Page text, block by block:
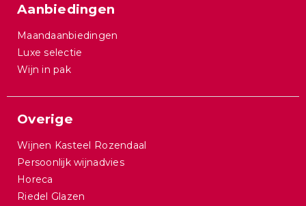
Aanbiedingen
Maandaanbiedingen
Luxe selectie
Wijn in pak
Overige
Wijnen Kasteel Rozendaal
Persoonlijk wijnadvies
Horeca
Riedel Glazen